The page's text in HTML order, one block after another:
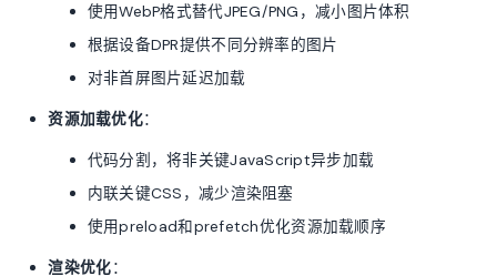
使用WebP格式替代JPEG/PNG，减小图片体积
根据设备DPR提供不同分辨率的图片
对非首屏图片延迟加载
资源加载优化：
代码分割，将非关键JavaScript异步加载
内联关键CSS，减少渲染阻塞
使用preload和prefetch优化资源加载顺序
渲染优化：